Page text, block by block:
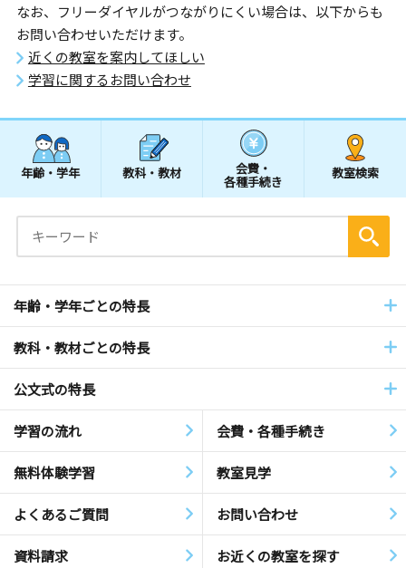
なお、フリーダイヤルがつながりにくい場合は、以下からも
お問い合わせいただけます。
近くの教室を案内してほしい
学習に関するお問い合わせ
年齢・学年 教科・教材 会費・
各種手続き
教室検索
年齢・学年ごとの特長
教科・教材ごとの特長
公文式の特長
学習の流れ 会費・各種手続き
無料体験学習 教室見学
よくあるご質問 お問い合わせ
資料請求 お近くの教室を探す